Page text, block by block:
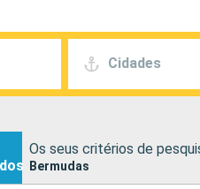
Cidades
Os seus critérios de
Bermudas